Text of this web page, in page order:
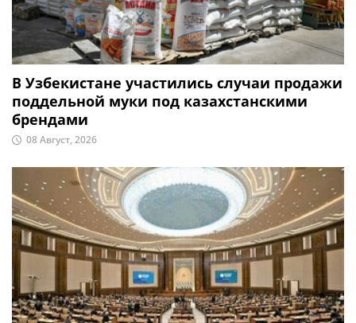
В Узбекистане участились случаи продажи
поддельной муки под казахстанскими
брендами
08 Август, 2026